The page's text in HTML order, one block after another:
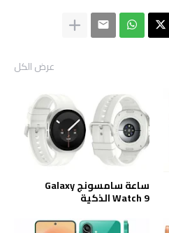
عرض الكل
ساعة سامسونج Galaxy
Watch 9 الذكية